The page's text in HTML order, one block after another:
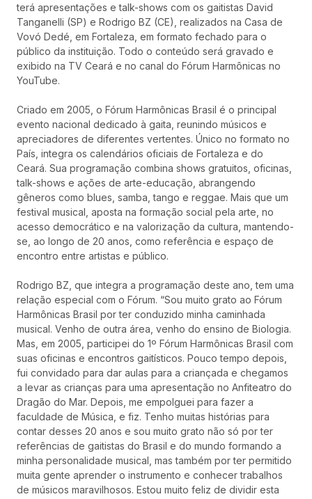
terá apresentações e talk-shows com os gaitistas David
Tanganelli (SP) e Rodrigo BZ (CE), realizados na Casa de
Vovó Dedé, em Fortaleza, em formato fechado para o
público da instituição. Todo o conteúdo será gravado e
exibido na TV Ceará e no canal do Fórum Harmônicas no
YouTube.
Criado em 2005, o Fórum Harmônicas Brasil é o principal
evento nacional dedicado à gaita, reunindo músicos e
apreciadores de diferentes vertentes. Único no formato no
País, integra os calendários oficiais de Fortaleza e do
Ceará. Sua programação combina shows gratuitos, oficinas,
talk-shows e ações de arte-educação, abrangendo
gêneros como blues, samba, tango e reggae. Mais que um
festival musical, aposta na formação social pela arte, no
acesso democrático e na valorização da cultura, mantendo-
se, ao longo de 20 anos, como referência e espaço de
encontro entre artistas e público.
Rodrigo BZ, que integra a programação deste ano, tem uma
relação especial com o Fórum. “Sou muito grato ao Fórum
Harmônicas Brasil por ter conduzido minha caminhada
musical. Venho de outra área, venho do ensino de Biologia.
Mas, em 2005, participei do 1º Fórum Harmônicas Brasil com
suas oficinas e encontros gaitísticos. Pouco tempo depois,
fui convidado para dar aulas para a criançada e chegamos
a levar as crianças para uma apresentação no Anfiteatro do
Dragão do Mar. Depois, me empolguei para fazer a
faculdade de Música, e fiz. Tenho muitas histórias para
contar desses 20 anos e sou muito grato não só por ter
referências de gaitistas do Brasil e do mundo formando a
minha personalidade musical, mas também por ter permitido
muita gente aprender o instrumento e conhecer trabalhos
de músicos maravilhosos. Estou muito feliz de dividir esta